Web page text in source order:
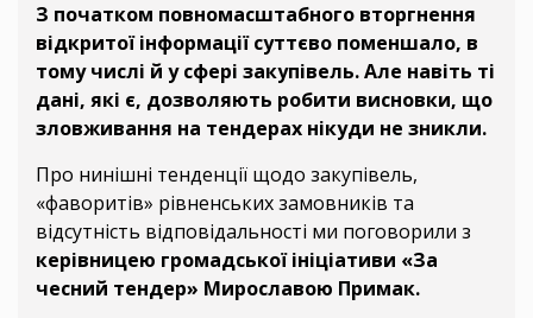
З початком повномасштабного вторгнення
відкритої інформації суттєво поменшало, в
тому числі й у сфері закупівель. Але навіть ті
дані, які є, дозволяють робити висновки, що
зловживання на тендерах нікуди не зникли.
Про нинішні тенденції щодо закупівель,
«фаворитів» рівненських замовників та
відсутність відповідальності ми поговорили з
керівницею громадської ініціативи «За
чесний тендер» Мирославою Примак.